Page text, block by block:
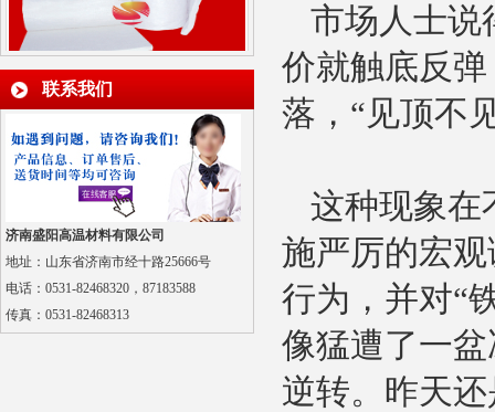
联系我们
济南盛阳高温材料有限公司
地址：山东省济南市经十路25666号
电话：0531-82468320，87183588
传真： 0531-82468313
市场人士说
价就触底反
落，“见顶不
这种现象在
施严厉的宏
行为，并对“
像猛遭了一
逆转。昨天